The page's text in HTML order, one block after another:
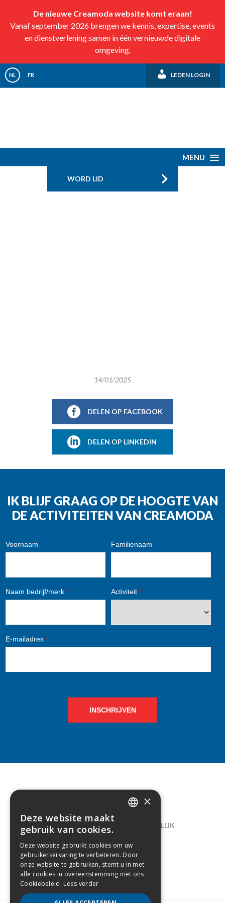
De nieuwe Creamoda website komt eraan!
Vanaf september 2026 brengen we kennis, expertise, events
en dienstverlening samen in één vernieuwde digitale
omgeving.
NL FR LEDEN LOGIN
MENU
WORD LID
14/01/2025
DELEN OP FACEBOOK
DELEN OP LINKEDIN
IK BLIJF GRAAG OP DE HOOGTE VAN
DE ACTIVITEITEN VAN CREAMODA
Voornaam Familienaam
Naam bedrijf/merk * Activiteit *
E-mailadres *
INSCHRIJVEN
CONTACT
LELIEGAARDE 22, B-1731 ZELLIK
02/238.10.11
INFO@CREAMODA.BE
BE0407.694.265
×
Deze website maakt
gebruik van cookies.
Deze website gebruikt cookies om uw
gebruikerservaring te verbeteren. Door
onze website te gebruiken, stemt u in met
alle cookies in overeenstemming met ons
Cookiebeleid. Lees verder